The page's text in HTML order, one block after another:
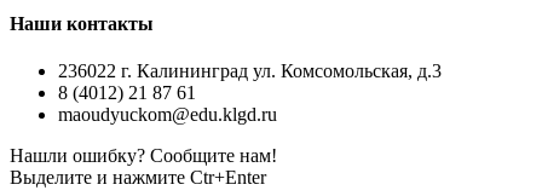
Наши контакты
236022 г. Калининград ул. Комсомольская, д.3
8 (4012) 21 87 61
maoudyuckom@edu.klgd.ru
Нашли ошибку? Сообщите нам!
Выделите и нажмите Ctr+Enter